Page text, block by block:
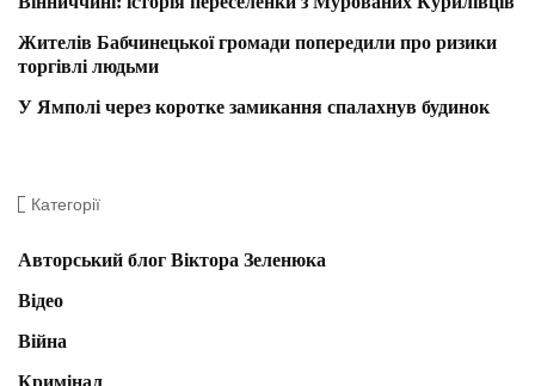
Жителів Бабчинецької громади попередили про ризики
торгівлі людьми
У Ямполі через коротке замикання спалахнув будинок
Категорії
Авторський блог Віктора Зеленюка
Відео
Війна